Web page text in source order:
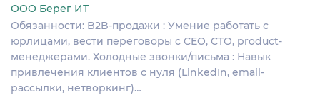
ООО Берег ИТ
Обязанности: B2B-продажи : Умение работать с
юрлицами, вести переговоры с CEO, CTO, product-
менеджерами. Холодные звонки/письма : Навык
привлечения клиентов с нуля (LinkedIn, email-
рассылки, нетворкинг)…